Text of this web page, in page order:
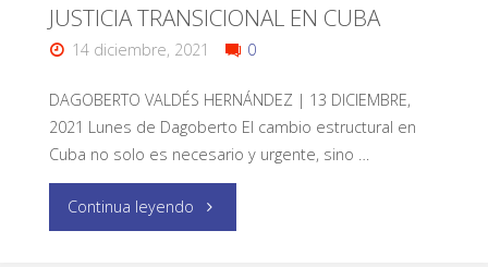
JUSTICIA TRANSICIONAL EN CUBA
14 diciembre, 2021 0
DAGOBERTO VALDÉS HERNÁNDEZ | 13 DICIEMBRE,
2021 Lunes de Dagoberto El cambio estructural en
Cuba no solo es necesario y urgente, sino …
Continua leyendo